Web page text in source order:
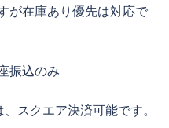
在庫あり優先は対応で
振込のみ
クエア決済可能です。